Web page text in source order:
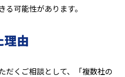
る可能性があります。
理由
だくご相談として、「複数社の